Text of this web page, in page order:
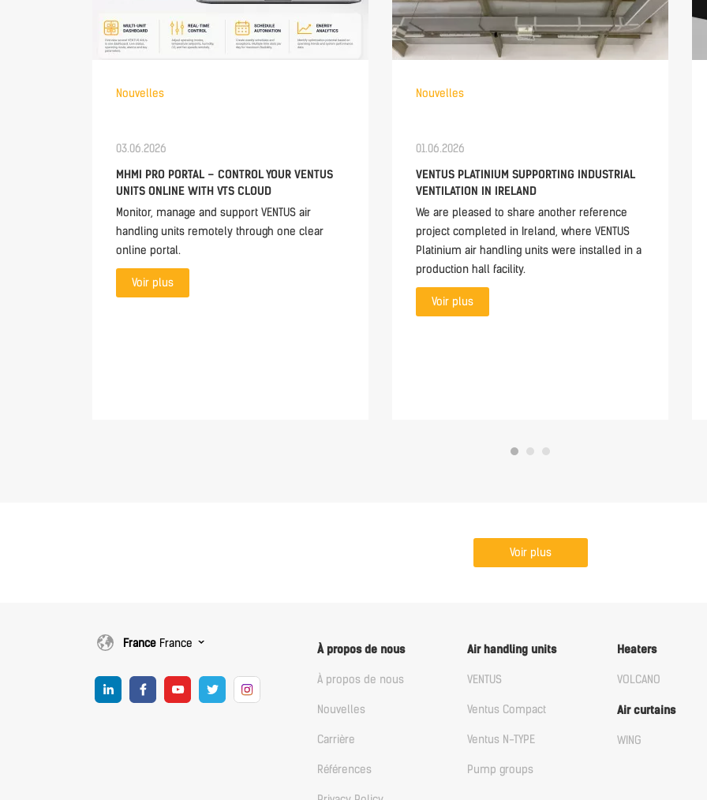
Nouvelles
03.06.2026
MHMI PRO PORTAL – CONTROL YOUR VENTUS
UNITS ONLINE WITH VTS CLOUD
Monitor, manage and support VENTUS air
handling units remotely through one clear
online portal.
Voir plus
Nouvelles
01.06.2026
VENTUS PLATINIUM SUPPORTING INDUSTRIAL
VENTILATION IN IRELAND
We are pleased to share another reference
project completed in Ireland, where VENTUS
Platinium air handling units were installed in a
production hall facility.
Voir plus
Voir plus
France France À propos de nous
À propos de nous
Nouvelles
Carrière
Références
Air handling units
VENTUS
Ventus Compact
Ventus N-TYPE
Pump groups
Heaters
VOLCANO
Air curtains
WING